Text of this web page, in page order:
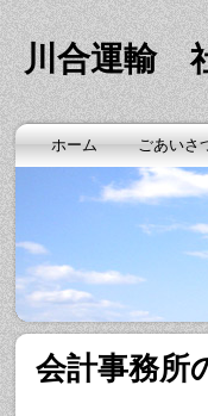
川合運輸
ホーム ごあいさ
会計事務所